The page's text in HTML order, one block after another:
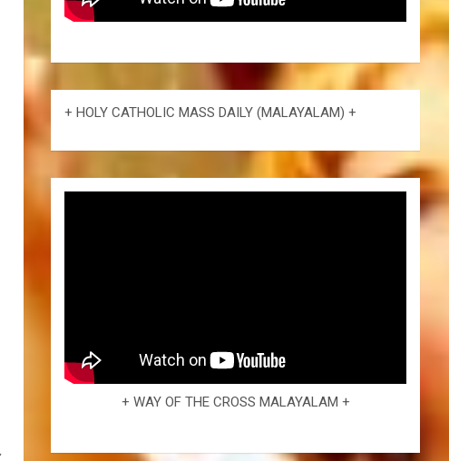
+ HOLY CATHOLIC MASS DAILY (MALAYALAM) +
+ WAY OF THE CROSS MALAYALAM +